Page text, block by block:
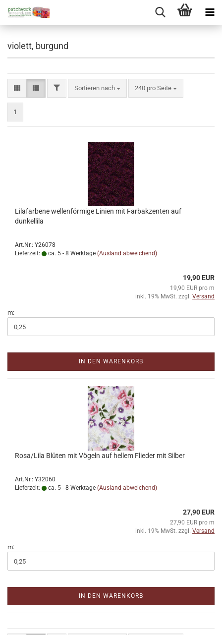
violett, burgund
FILTERSortieren nach
Sortieren nach 240 pro Seite
pro Seite
1
Lilafarbene wellenförmige Linien mit Farbakzenten auf
dunkellila
Art.Nr.: Y26078
Lieferzeit:
ca. 5 - 8 Werktage (Ausland abweichend)
19,90 EUR
19,90 EUR pro m
inkl. 19% MwSt. zzgl. Versand
m:
IN DEN WARENKORB
Rosa/Lila Blüten mit Vögeln auf hellem Flieder mit Silber
Art.Nr.: Y32060
Lieferzeit:
ca. 5 - 8 Werktage (Ausland abweichend)
27,90 EUR
27,90 EUR pro m
inkl. 19% MwSt. zzgl. Versand
m:
IN DEN WARENKORB